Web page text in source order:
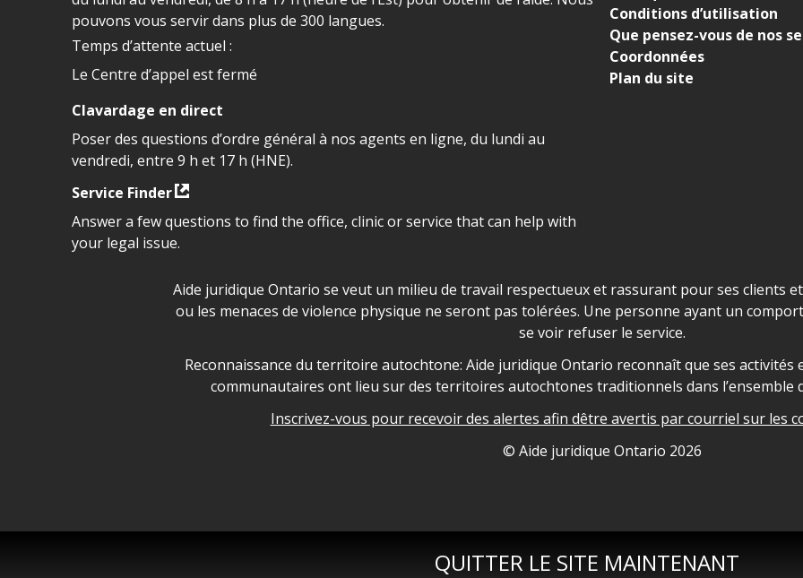
QUITTER LE SITE MAINTENANT
pouvons vous servir dans plus de 300 langues.
Temps d’attente actuel :
Le Centre d’appel est fermé
Clavardage en direct
Poser des questions d’ordre général à nos agents en ligne, du lundi au
vendredi, entre 9 h et 17 h (HNE).
Service Finder
Answer a few questions to find the office, clinic or service that can help with
your legal issue.
Conditions d’utilisation
Que pensez-vous de nos
Coordonnées
Plan du site
Déclaration sur la sécurité dans les locaux d'AJO.
Aide juridique Ontario se veut un milieu de travail respectueux et rassurant pour ses clients
ou les menaces de violence physique ne seront pas tolérées. Une personne ayant un
se voir refuser le service.
Legal Aid Ontario land acknowledgement
Reconnaissance du territoire autochtone: Aide juridique Ontario reconnaît que ses activités
communautaires ont lieu sur des territoires autochtones traditionnels dans l’ensemble
Inscrivez-vous pour recevoir des alertes afin dêtre avertis par courriel sur les
© Aide juridique Ontario 2026